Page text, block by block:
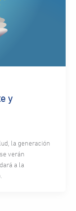
y
la generación
verán
a la